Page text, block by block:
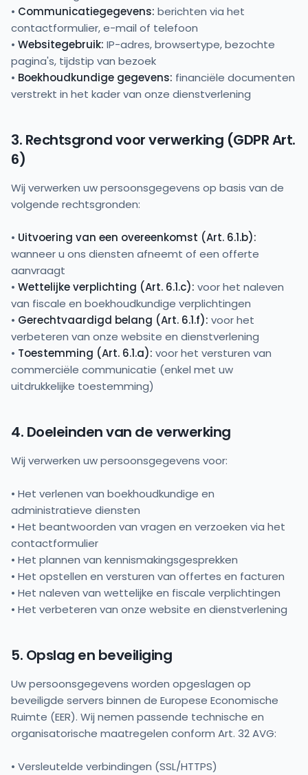
• Communicatiegegevens: berichten via het
contactformulier, e-mail of telefoon
• Websitegebruik: IP-adres, browsertype, bezochte
pagina's, tijdstip van bezoek
• Boekhoudkundige gegevens: financiële documenten
verstrekt in het kader van onze dienstverlening
3. Rechtsgrond voor verwerking (GDPR Art.
6)
Wij verwerken uw persoonsgegevens op basis van de
volgende rechtsgronden:
• Uitvoering van een overeenkomst (Art. 6.1.b):
wanneer u ons diensten afneemt of een offerte
aanvraagt
• Wettelijke verplichting (Art. 6.1.c): voor het naleven
van fiscale en boekhoudkundige verplichtingen
• Gerechtvaardigd belang (Art. 6.1.f): voor het
verbeteren van onze website en dienstverlening
• Toestemming (Art. 6.1.a): voor het versturen van
commerciële communicatie (enkel met uw
uitdrukkelijke toestemming)
4. Doeleinden van de verwerking
Wij verwerken uw persoonsgegevens voor:
• Het verlenen van boekhoudkundige en
administratieve diensten
• Het beantwoorden van vragen en verzoeken via het
contactformulier
• Het plannen van kennismakingsgesprekken
• Het opstellen en versturen van offertes en facturen
• Het naleven van wettelijke en fiscale verplichtingen
• Het verbeteren van onze website en dienstverlening
5. Opslag en beveiliging
Uw persoonsgegevens worden opgeslagen op
beveiligde servers binnen de Europese Economische
Ruimte (EER). Wij nemen passende technische en
organisatorische maatregelen conform Art. 32 AVG:
• Versleutelde verbindingen (SSL/HTTPS)